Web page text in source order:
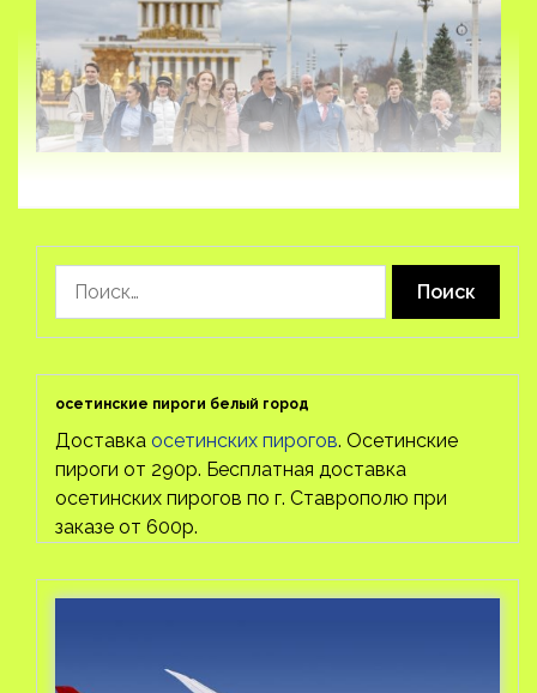
осетинские пироги белый город
Доставка осетинских пирогов. Осетинские
пироги от 290р. Бесплатная доставка
осетинских пирогов по г. Ставрополю при
заказе от 600р.